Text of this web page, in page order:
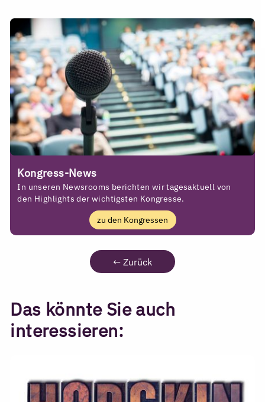
Kongress-News
In unseren Newsrooms berichten wir tagesaktuell von
den Highlights der wichtigsten Kongresse.
zu den Kongressen
← Zurück
Das könnte Sie auch
interessieren: